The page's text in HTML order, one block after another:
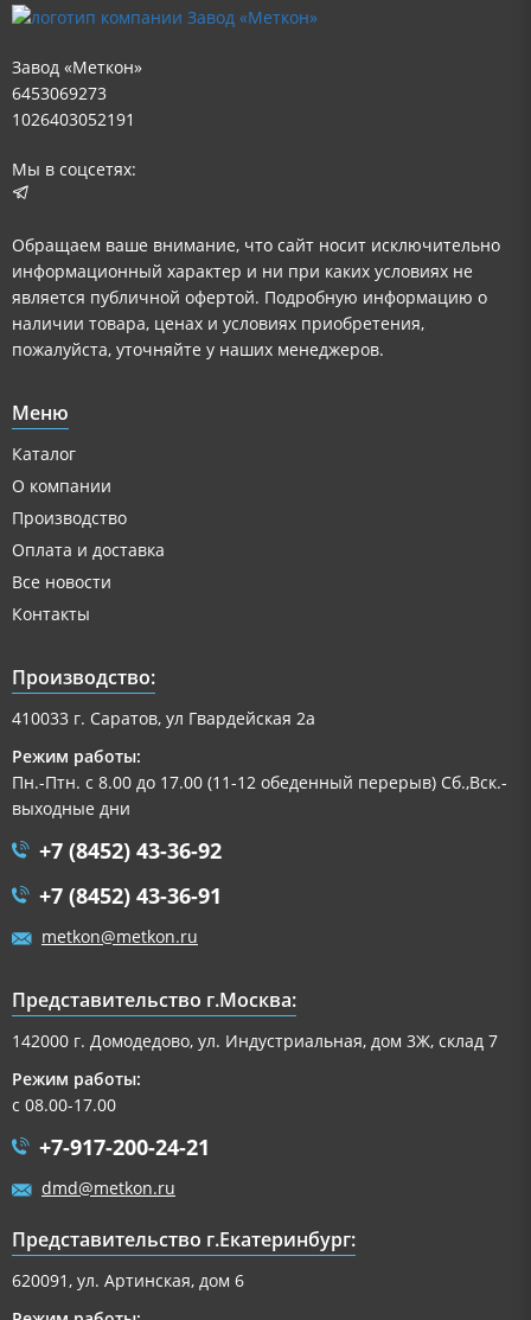
Завод «Меткон»
6453069273
1026403052191
Мы в соцсетях:
Обращаем ваше внимание, что сайт носит исключительно
информационный характер и ни при каких условиях не
является публичной офертой. Подробную информацию о
наличии товара, ценах и условиях приобретения,
пожалуйста, уточняйте у наших менеджеров.
Меню
Каталог
О компании
Производство
Оплата и доставка
Все новости
Контакты
Производство:
410033 г. Саратов, ул Гвардейская 2а
Режим работы:
Пн.-Птн. с 8.00 до 17.00 (11-12 обеденный перерыв) Сб.,Вск.-
выходные дни
+7 (8452) 43-36-92
+7 (8452) 43-36-91
metkon@metkon.ru
Представительство г.Москва:
142000 г. Домодедово, ул. Индустриальная, дом 3Ж, склад 7
Режим работы:
с 08.00-17.00
+7-917-200-24-21
dmd@metkon.ru
Представительство г.Екатеринбург:
620091, ул. Артинская, дом 6